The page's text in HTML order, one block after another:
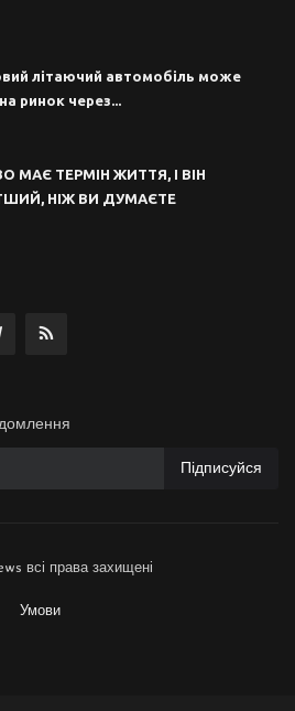
літаючий автомобіль може
ринок через...
МАЄ ТЕРМІН ЖИТТЯ, І ВІН
НІЖ ВИ ДУМАЄТЕ
Підписуйся
всі права захищені
Умови